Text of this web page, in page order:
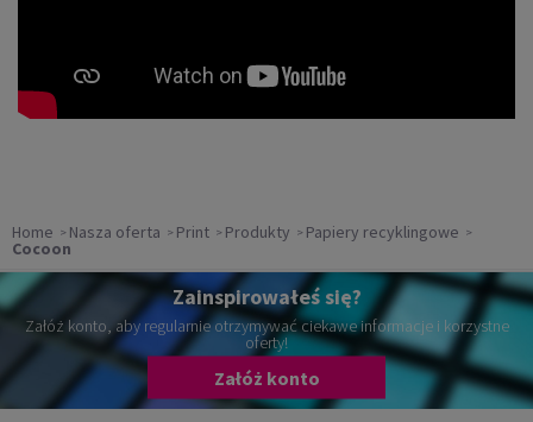
Home Nasza oferta Print Produkty Papiery recyklingowe
Cocoon
Zainspirowałeś się?
Załóż konto, aby regularnie otrzymywać ciekawe informacje i korzystne
oferty!
Załóż konto